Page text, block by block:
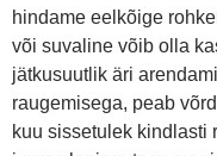
hindame eelkõige
või suvaline võib olla
jätkusuutlik äri
raugemisega, peab
kuu sissetulek kindlasti